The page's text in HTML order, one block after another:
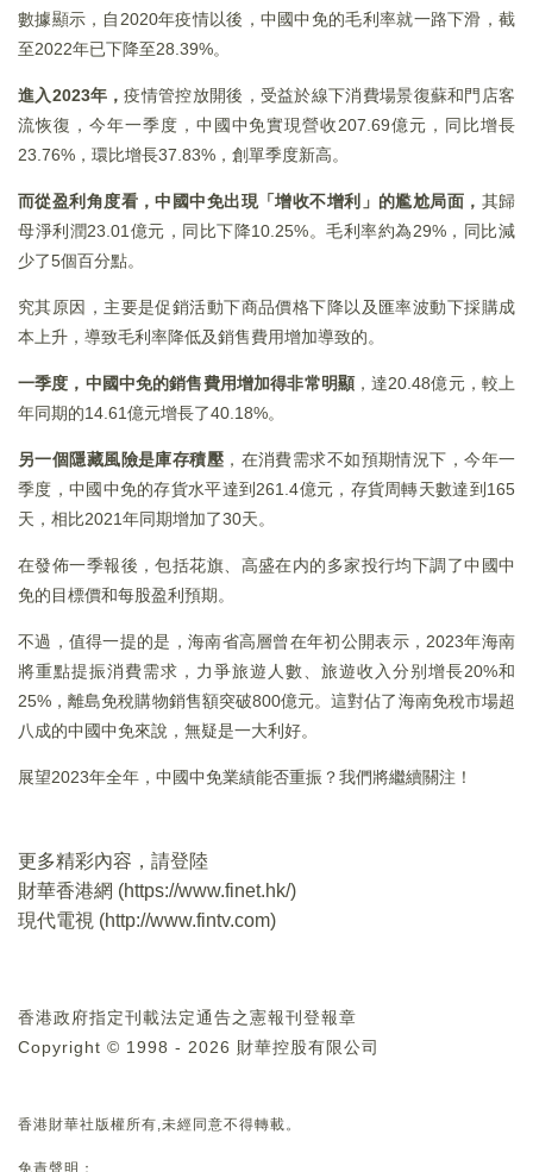
數據顯示，自2020年疫情以後，中國中免的毛利率就一路下滑，截
至2022年已下降至28.39%。
進入2023年，疫情管控放開後，受益於線下消費場景復蘇和門店客
流恢復，今年一季度，中國中免實現營收207.69億元，同比增長
23.76%，環比增長37.83%，創單季度新高。
而從盈利角度看，中國中免出現「增收不增利」的尷尬局面， 其歸
母淨利潤23.01億元，同比下降10.25%。毛利率約為29%，同比減
少了5個百分點。
究其原因，主要是促銷活動下商品價格下降以及匯率波動下採購成
本上升，導致毛利率降低及銷售費用增加導致的。
一季度，中國中免的銷售費用增加得非常明顯，達20.48億元，較上
年同期的14.61億元增長了40.18%。
另一個隱藏風險是庫存積壓 ，在消費需求不如預期情況下，今年一
季度，中國中免的存貨水平達到261.4億元，存貨周轉天數達到165
天，相比2021年同期增加了30天。
在發佈一季報後，包括花旗、高盛在内的多家投行均下調了中國中
免的目標價和每股盈利預期。
不過，值得一提的是，海南省高層曾在年初公開表示，2023年海南
將重點提振消費需求，力爭旅遊人數、旅遊收入分别增長20%和
25%，離島免稅購物銷售額突破800億元。這對佔了海南免稅市場超
八成的中國中免來說，無疑是一大利好。
展望2023年全年，中國中免業績能否重振？我們將繼續關注！
更多精彩內容，請登陸
財華香港網 (https://www.finet.hk/)
現代電視 (http://www.fintv.com)
香港政府指定刊載法定通告之憲報刊登報章
Copyright © 1998 - 2026 財華控股有限公司
香港財華社版權所有,未經同意不得轉載。
免責聲明：